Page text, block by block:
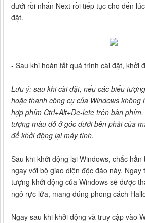
dưới rồi nhấn Next rồi tiếp tục cho đến
đặt.
- Sau khi hoàn tất quá trình cài đặt, khởi
Lưu ý: sau khi cài đặt, nếu các biểu
hoặc thanh công cụ của Windows không
hợp phím Ctrl+Alt+De-lete trên bàn
tượng màu đỏ ở góc dưới bên phải của
để khởi động lại máy tính.
Sau khi khởi động lại Windows, chắc
ngay với bộ giao diện độc đáo này. Ngay
tượng khởi động của Windows sẽ được
ngô rực lửa, mang đúng phong cách
Ngay sau khi khởi động và truy cập vào